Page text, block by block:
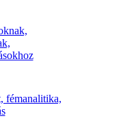
fémanalitika,